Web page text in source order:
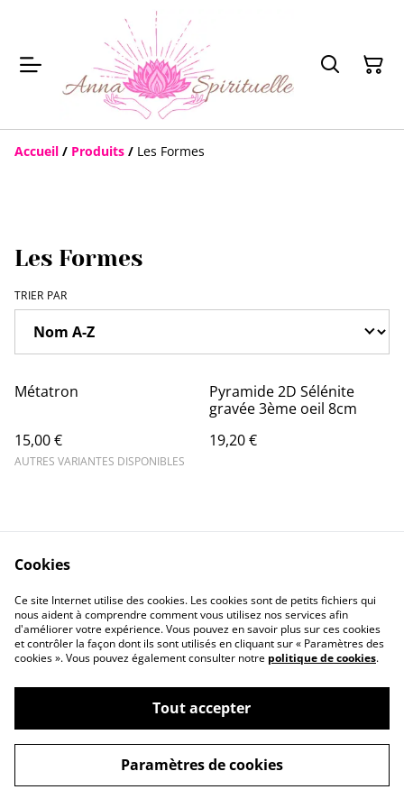
Accueil / Produits / Les Formes
Les Formes
TRIER PAR
Métatron
15,00 €
AUTRES VARIANTES DISPONIBLES
Pyramide 2D Sélénite
gravée 3ème oeil 8cm
19,20 €
Contactez-nous
Conditions
Politique de
confidentialité
Politique de cookies
©2026Anna Spirituelle
powered by
Cookies
Ce site Internet utilise des cookies. Les cookies sont de petits fichiers qui
nous aident à comprendre comment vous utilisez nos services afin
d'améliorer votre expérience. Vous pouvez en savoir plus sur ces cookies
et contrôler la façon dont ils sont utilisés en cliquant sur « Paramètres des
cookies ». Vous pouvez également consulter notre politique de cookies.
Tout accepter
Paramètres de cookies